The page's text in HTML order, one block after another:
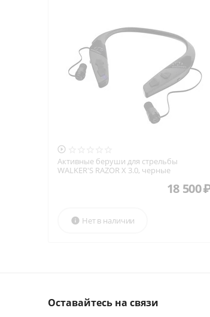

Активные беруши для стрельбы
WALKER'S RAZOR X 3.0, черные
18 500
Нет в наличии

Оставайтесь на связи